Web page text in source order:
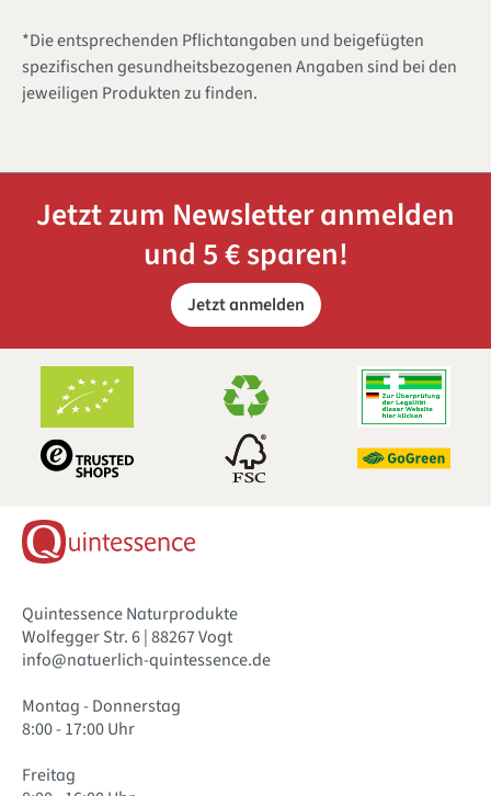
*Die entsprechenden Pflichtangaben und beigefügten
spezifischen gesundheitsbezogenen Angaben sind bei den
jeweiligen Produkten zu finden.
Jetzt zum Newsletter anmelden
und 5 € sparen!
Jetzt anmelden
Quintessence Naturprodukte
Wolfegger Str. 6 | 88267 Vogt
info@natuerlich-quintessence.de
Montag - Donnerstag
8:00 - 17:00 Uhr
Freitag